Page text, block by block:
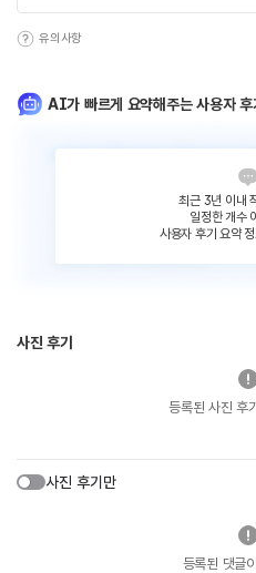
유의사항
AI가 빠르게 요약해주는 사용자 후
최근 3년 이내
일정한 개수
사용자 후기 요약
사진 후기
등록된 사진 후
사진 후기만
등록된 댓글